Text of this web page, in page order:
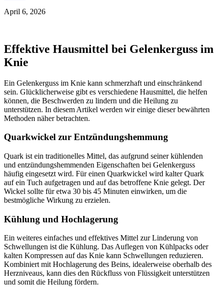
April 6, 2026
Effektive Hausmittel bei Gelenkerguss im
Knie
Ein Gelenkerguss im Knie kann schmerzhaft und einschränkend
sein. Glücklicherweise gibt es verschiedene Hausmittel, die helfen
können, die Beschwerden zu lindern und die Heilung zu
unterstützen. In diesem Artikel werden wir einige dieser bewährten
Methoden näher betrachten.
Quarkwickel zur Entzündungshemmung
Quark ist ein traditionelles Mittel, das aufgrund seiner kühlenden
und entzündungshemmenden Eigenschaften bei Gelenkerguss
häufig eingesetzt wird. Für einen Quarkwickel wird kalter Quark
auf ein Tuch aufgetragen und auf das betroffene Knie gelegt. Der
Wickel sollte für etwa 30 bis 45 Minuten einwirken, um die
bestmögliche Wirkung zu erzielen.
Kühlung und Hochlagerung
Ein weiteres einfaches und effektives Mittel zur Linderung von
Schwellungen ist die Kühlung. Das Auflegen von Kühlpacks oder
kalten Kompressen auf das Knie kann Schwellungen reduzieren.
Kombiniert mit Hochlagerung des Beins, idealerweise oberhalb des
Herzniveaus, kann dies den Rückfluss von Flüssigkeit unterstützen
und somit die Heilung fördern.